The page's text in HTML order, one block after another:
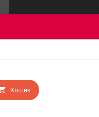
Кошик